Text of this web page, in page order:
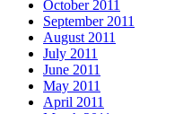
October 2011
September 2011
August 2011
July 2011
June 2011
May 2011
April 2011